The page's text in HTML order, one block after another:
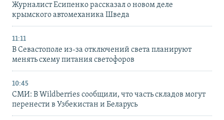
Журналист Есипенко рассказал о новом деле
крымского автомеханика Шведа
11:11
В Севастополе из-за отключений света планируют
менять схему питания светофоров
10:45
СМИ: В Wildberries сообщили, что часть складов могут
перенести в Узбекистан и Беларусь